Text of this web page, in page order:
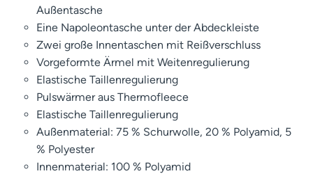
Außentasche
Eine Napoleontasche unter der Abdeckleiste
Zwei große Innentaschen mit Reißverschluss
Vorgeformte Ärmel mit Weitenregulierung
Elastische Taillenregulierung
Pulswärmer aus Thermofleece
Elastische Taillenregulierung
Außenmaterial: 75 % Schurwolle, 20 % Polyamid, 5
% Polyester
Innenmaterial: 100 % Polyamid